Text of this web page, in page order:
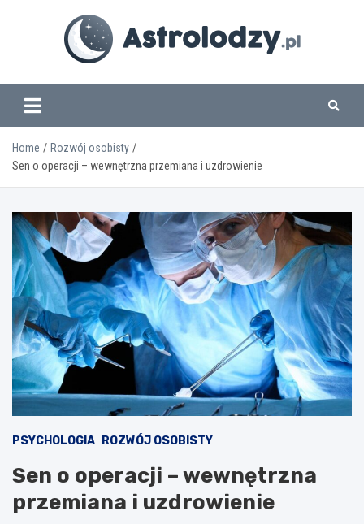
www.astrolodzy.pl
Home
Rozwój osobisty
Sen o operacji – wewnętrzna przemiana i uzdrowienie
PSYCHOLOGIA ROZWÓJ OSOBISTY
Sen o operacji – wewnętrzna
przemiana i uzdrowienie